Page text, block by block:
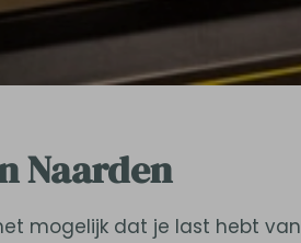
Naarden
mogelijk dat je last hebt van